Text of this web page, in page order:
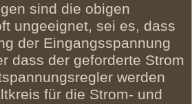
sind die obigen
ungeeignet, sei es, dass
der Eingangsspannung
dass der geforderte Strom
werden
für die Strom- und